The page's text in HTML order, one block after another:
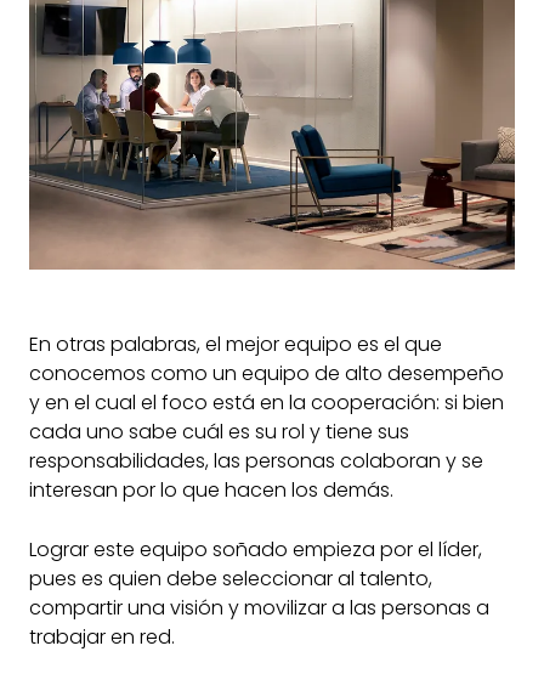
En otras palabras, el mejor equipo es el que
conocemos como un equipo de alto desempeño
y en el cual el foco está en la cooperación: si bien
cada uno sabe cuál es su rol y tiene sus
responsabilidades, las personas colaboran y se
interesan por lo que hacen los demás.
Lograr este equipo soñado empieza por el líder,
pues es quien debe seleccionar al talento,
compartir una visión y movilizar a las personas a
trabajar en red.